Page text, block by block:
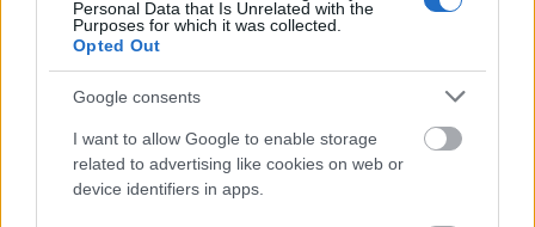
Personal Data that Is Unrelated with the
Purposes for which it was collected.
Opted Out
Google consents
I want to allow Google to enable storage
related to advertising like cookies on web or
device identifiers in apps.
Η γαλάζια «θετική ατζέντα» στο δρόμο για το
2027 - Το παράπονο της Καρυστιανού - Στον